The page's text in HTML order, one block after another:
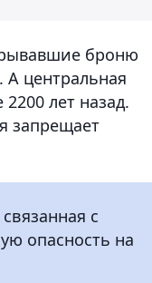
броню
А центральная
лет назад.
запрещает
с
опасность на